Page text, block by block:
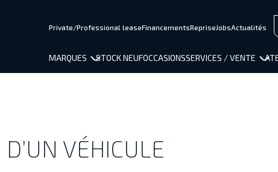
Private/Professional leaseFinancementsRepriseJobsActualités
MARQUES STOCK NEUFOCCASIONSSERVICES / VENTE
D’UN VÉHICULE